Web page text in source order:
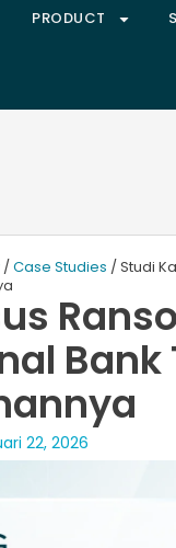
PRODUCT
/Case Studies / Studi
22, 2026